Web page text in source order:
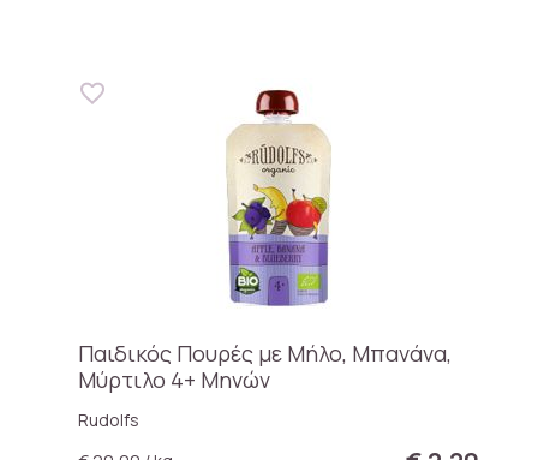
Παιδικός Πουρές με Μήλο, Μπανάνα,
Μύρτιλο 4+ Μηνών
Rudolfs